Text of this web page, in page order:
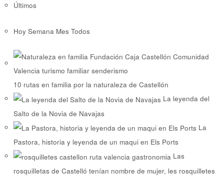
Últimos
Hoy Semana Mes Todos
10 rutas en familia por la naturaleza de Castellón
La leyenda del
Salto de la Novia de Navajas
La
Pastora, historia y leyenda de un maqui en Els Ports
Las
rosquilletas de Castelló tenían nombre de mujer, les rosquilletes